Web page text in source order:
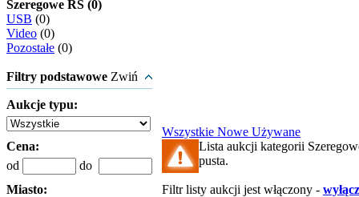
Szeregowe RS (0)
USB (0)
Video (0)
Pozostałe (0)
Filtry podstawowe Zwiń
Aukcje typu:
Cena:
od
do
Miasto:
Wszystkie Nowe Używane
Lista aukcji kategorii
pusta.
Filtr listy aukcji jest włączony -